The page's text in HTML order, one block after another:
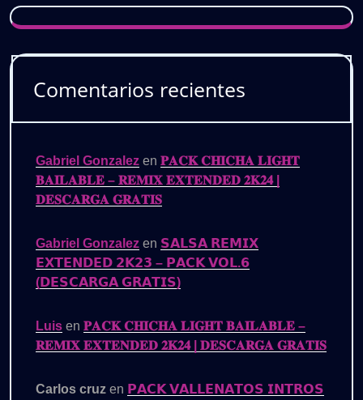
Comentarios recientes
Gabriel Gonzalez en 𝐏𝐀𝐂𝐊 𝐂𝐇𝐈𝐂𝐇𝐀 𝐋𝐈𝐆𝐇𝐓
𝐁𝐀𝐈𝐋𝐀𝐁𝐋𝐄 – 𝐑𝐄𝐌𝐈𝐗 𝐄𝐗𝐓𝐄𝐍𝐃𝐄𝐃 𝟐𝐊𝟐𝟒 |
𝐃𝐄𝐒𝐂𝐀𝐑𝐆𝐀 𝐆𝐑𝐀𝐓𝐈𝐒
Gabriel Gonzalez en 𝗦𝗔𝗟𝗦𝗔 𝗥𝗘𝗠𝗜𝗫
𝗘𝗫𝗧𝗘𝗡𝗗𝗘𝗗 𝟮𝗞𝟮𝟯 – 𝗣𝗔𝗖𝗞 𝗩𝗢𝗟.𝟲
(𝗗𝗘𝗦𝗖𝗔𝗥𝗚𝗔 𝗚𝗥𝗔𝗧𝗜𝗦)
Luis en 𝐏𝐀𝐂𝐊 𝐂𝐇𝐈𝐂𝐇𝐀 𝐋𝐈𝐆𝐇𝐓 𝐁𝐀𝐈𝐋𝐀𝐁𝐋𝐄 –
𝐑𝐄𝐌𝐈𝐗 𝐄𝐗𝐓𝐄𝐍𝐃𝐄𝐃 𝟐𝐊𝟐𝟒 | 𝐃𝐄𝐒𝐂𝐀𝐑𝐆𝐀 𝐆𝐑𝐀𝐓𝐈𝐒
Carlos cruz en 𝗣𝗔𝗖𝗞 𝗩𝗔𝗟𝗟𝗘𝗡𝗔𝗧𝗢𝗦 𝗜𝗡𝗧𝗥𝗢𝗦